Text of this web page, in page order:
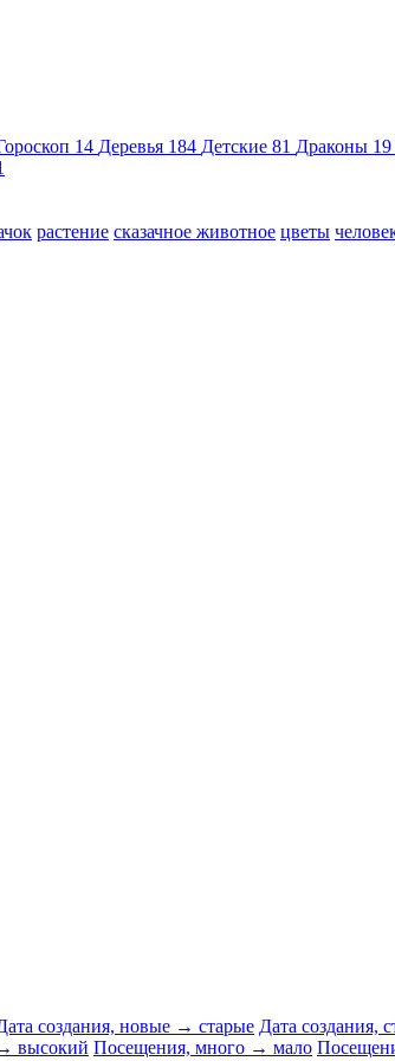
14 Деревья 184 Детские 81 Драконы 19
растение сказачное животное цветы
создания, новые → старые Дата создания,
высокий Посещения, много → мало